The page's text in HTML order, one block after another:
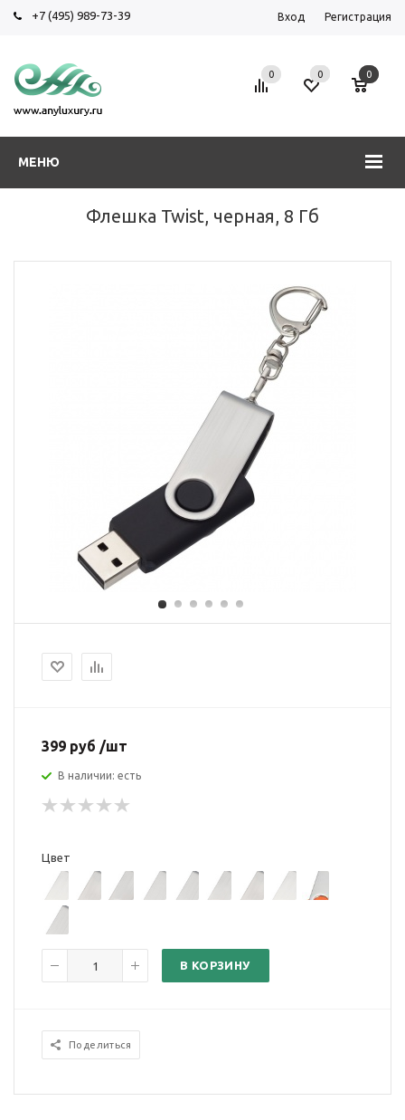
+7 (495) 989-73-39 Вход Регистрация
МЕНЮ
0 0 0
Флешка Twist, черная, 8 Гб
399 руб /шт
В наличии: есть
Цвет
В КОРЗИНУ
Поделиться